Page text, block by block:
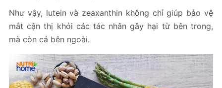
Như vậy, lutein và zeaxanthin không chỉ giúp bảo vệ
mắt cận thị khỏi các tác nhân gây hại từ bên trong,
mà còn cả bên ngoài.